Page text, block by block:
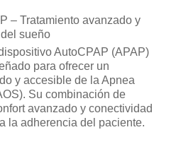
– Tratamiento avanzado y
sueño
AutoCPAP (APAP)
para ofrecer un
y accesible de la Apnea
Su combinación de
avanzado y conectividad
la adherencia del paciente.